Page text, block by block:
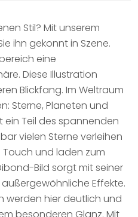
Stil? Mit unserem
ihn gekonnt in Szene.
eine
Diese Illustration
Blickfang. Im Weltraum
Sterne, Planeten und
ein Teil des spannenden
vielen Sterne verleihen
Touch und laden zum
Bild sorgt mit seiner
Effekte.
werden hier deutlich und